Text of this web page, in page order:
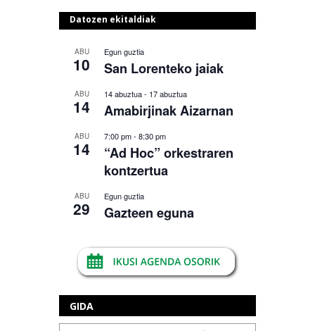
Datozen ekitaldiak
ABU
10
Egun guztia
San Lorenteko jaiak
ABU
14
14 abuztua- 17 abuztua
Amabirjinak Aizarnan
ABU
14
7:00 pm- 8:30 pm
“Ad Hoc” orkestraren
kontzertua
ABU
29
Egun guztia
Gazteen eguna
GIDA